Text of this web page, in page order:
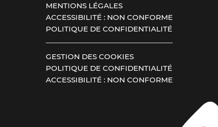
MENTIONS LÉGALES
ACCESSIBILITÉ : NON CONFORME
POLITIQUE DE CONFIDENTIALITÉ
GESTION DES COOKIES
POLITIQUE DE CONFIDENTIALITÉ
ACCESSIBILITÉ : NON CONFORME